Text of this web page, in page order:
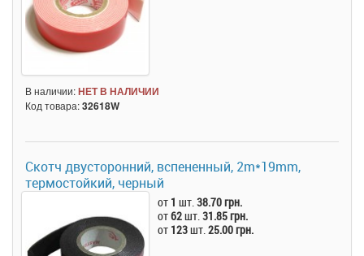
В наличии:НЕТ В НАЛИЧИИ
Код товара:32618W
Скотч двусторонний, вспененный, 2m*19mm,
термостойкий, черный
от 1 шт.38.70 грн.
от62шт.31.85 грн.
от 123шт.25.00 грн.